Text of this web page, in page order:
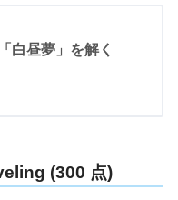
白昼夢」を解く
(300 点)